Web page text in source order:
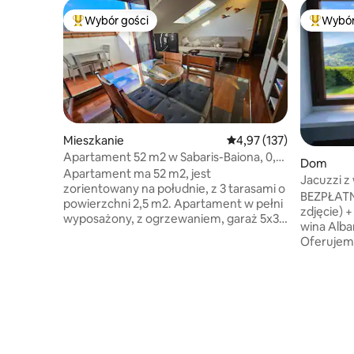
Najpopularniejsze z kategorii Wybór gości
Wybór gości
Mieszkanie Średnia ocena: 4,97 na
4,97 (137)
Apartament 52 m2 w Sabaris-Baiona, 0,6
km od plaży
Apartament ma 52 m2, jest
zorientowany na południe, z 3 tarasami o
powierzchni 2,5 m2. Apartament w pełni
wyposażony, z ogrzewaniem, garaż 5x3 z
Dom
Jacuzzi z
w Vigo
zdjęcie)
wina